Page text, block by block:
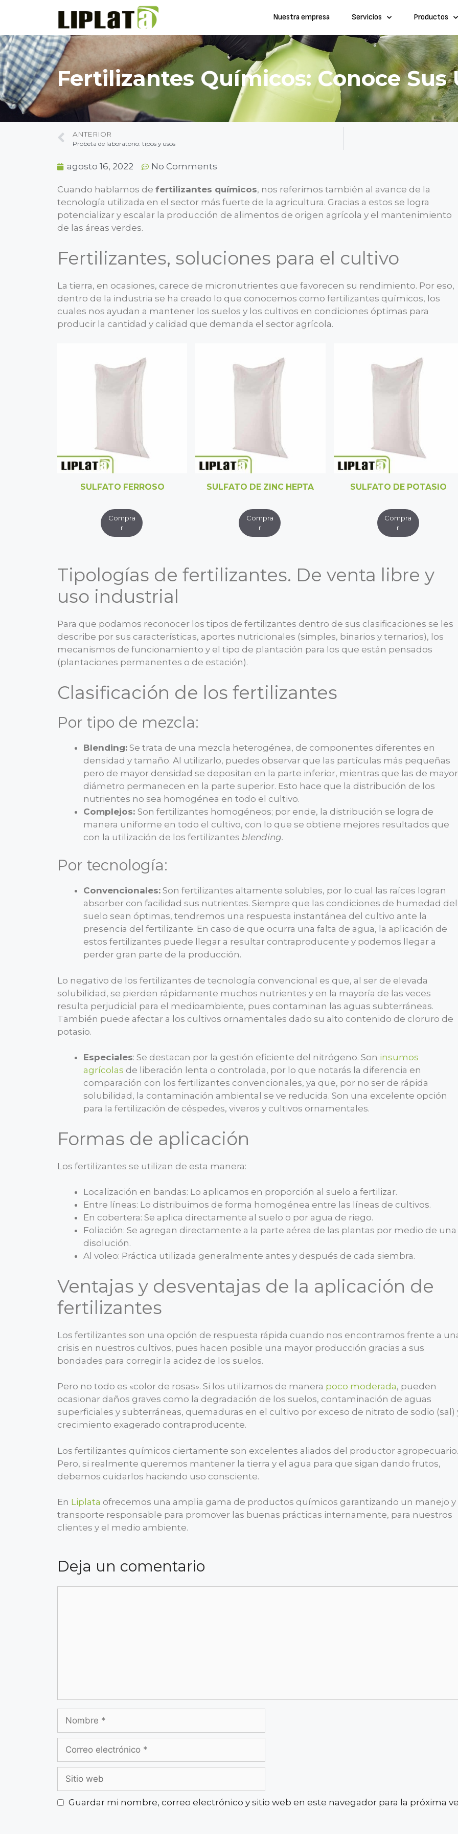
Nuestra empresa Servicios Productos
Fertilizantes Químicos: Conoce Sus
ANTERIOR
Probeta de laboratorio: tipos y usos
agosto 16, 2022 No Comments
Cuando hablamos de fertilizantes químicos, nos referimos también al avance de la
tecnología utilizada en el sector más fuerte de la agricultura. Gracias a estos se logra
potencializar y escalar la producción de alimentos de origen agrícola y el mantenimiento
de las áreas verdes.
Fertilizantes, soluciones para el cultivo
La tierra, en ocasiones, carece de micronutrientes que favorecen su rendimiento. Por eso,
dentro de la industria se ha creado lo que conocemos como fertilizantes químicos, los
cuales nos ayudan a mantener los suelos y los cultivos en condiciones óptimas para
producir la cantidad y calidad que demanda el sector agrícola.
SULFATO FERROSO SULFATO DE ZINC HEPTA SULFATO DE POTASIO
Tipologías de fertilizantes. De venta libre y
uso industrial
Para que podamos reconocer los tipos de fertilizantes dentro de sus clasificaciones se les
describe por sus características, aportes nutricionales (simples, binarios y ternarios), los
mecanismos de funcionamiento y el tipo de plantación para los que están pensados
(plantaciones permanentes o de estación).
Clasificación de los fertilizantes
Por tipo de mezcla:
Blending: Se trata de una mezcla heterogénea, de componentes diferentes en
densidad y tamaño. Al utilizarlo, puedes observar que las partículas más pequeñas
pero de mayor densidad se depositan en la parte inferior, mientras que las de mayor
diámetro permanecen en la parte superior. Esto hace que la distribución de los
nutrientes no sea homogénea en todo el cultivo.
Complejos: Son fertilizantes homogéneos; por ende, la distribución se logra de
manera uniforme en todo el cultivo, con lo que se obtiene mejores resultados que
con la utilización de los fertilizantes blending.
Por tecnología:
Convencionales: Son fertilizantes altamente solubles, por lo cual las raíces logran
absorber con facilidad sus nutrientes. Siempre que las condiciones de humedad del
suelo sean óptimas, tendremos una respuesta instantánea del cultivo ante la
presencia del fertilizante. En caso de que ocurra una falta de agua, la aplicación de
estos fertilizantes puede llegar a resultar contraproducente y podemos llegar a
perder gran parte de la producción.
Lo negativo de los fertilizantes de tecnología convencional es que, al ser de elevada
solubilidad, se pierden rápidamente muchos nutrientes y en la mayoría de las veces
resulta perjudicial para el medioambiente, pues contaminan las aguas subterráneas.
También puede afectar a los cultivos ornamentales dado su alto contenido de cloruro de
potasio.
Especiales: Se destacan por la gestión eficiente del nitrógeno. Son insumos
agrícolas de liberación lenta o controlada, por lo que notarás la diferencia en
comparación con los fertilizantes convencionales, ya que, por no ser de rápida
solubilidad, la contaminación ambiental se ve reducida. Son una excelente opción
para la fertilización de céspedes, viveros y cultivos ornamentales.
Formas de aplicación
Los fertilizantes se utilizan de esta manera:
Localización en bandas: Lo aplicamos en proporción al suelo a fertilizar.
Entre líneas: Lo distribuimos de forma homogénea entre las líneas de cultivos.
En cobertera: Se aplica directamente al suelo o por agua de riego.
Foliación: Se agregan directamente a la parte aérea de las plantas por medio de una
disolución.
Al voleo: Práctica utilizada generalmente antes y después de cada siembra.
Ventajas y desventajas de la aplicación de
fertilizantes
Los fertilizantes son una opción de respuesta rápida cuando nos encontramos frente a
crisis en nuestros cultivos, pues hacen posible una mayor producción gracias a sus
bondades para corregir la acidez de los suelos.
Pero no todo es «color de rosas». Si los utilizamos de manera poco moderada, pueden
ocasionar daños graves como la degradación de los suelos, contaminación de aguas
superficiales y subterráneas, quemaduras en el cultivo por exceso de nitrato de sodio (sal)
crecimiento exagerado contraproducente.
Los fertilizantes químicos ciertamente son excelentes aliados del productor agropecuario.
Pero, si realmente queremos mantener la tierra y el agua para que sigan dando frutos,
debemos cuidarlos haciendo uso consciente.
En Liplata ofrecemos una amplia gama de productos químicos garantizando un manejo y
transporte responsable para promover las buenas prácticas internamente, para nuestros
clientes y el medio ambiente.
Deja un comentario
Guardar mi nombre, correo electrónico y sitio web en este navegador para la próxima